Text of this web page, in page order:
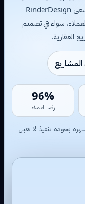
الإنشائية والمقاولات العامة بأعلى المعايير. تسعى RinderDesign
سواء في تصميم
العقارية.
87%
رضا العملاء
بجودة تنفيذ لا تقبل